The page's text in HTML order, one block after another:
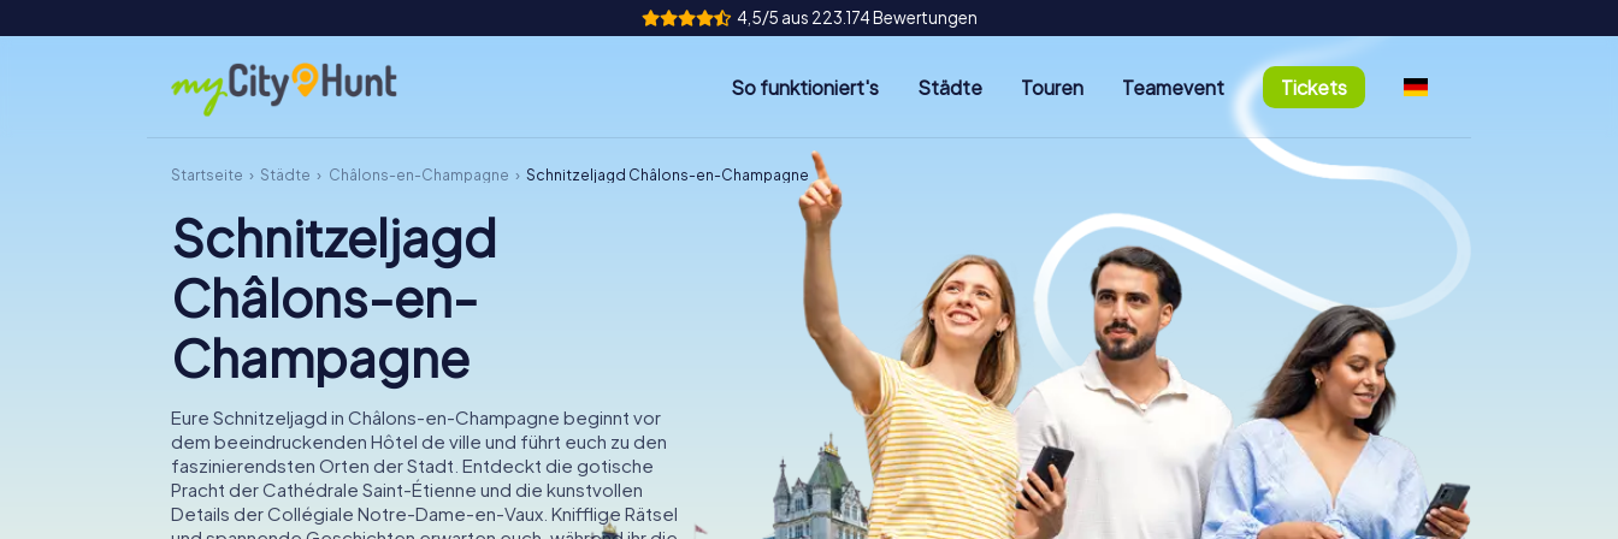
4,5/5 aus 223.174 Bewertungen
So funktioniert's Städte Touren Teamevent Tickets
Startseite Städte Châlons-en-Champagne Schnitzeljagd Châlons-en-Champagne
Schnitzeljagd
Châlons-en-
Champagne
Eure Schnitzeljagd in Châlons-en-Champagne beginnt vor
dem beeindruckenden Hôtel de ville und führt euch zu den
faszinierendsten Orten der Stadt. Entdeckt die gotische
Pracht der Cathédrale Saint-Étienne und die kunstvollen
Details der Collégiale Notre-Dame-en-Vaux. Knifflige Rätsel